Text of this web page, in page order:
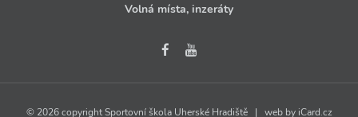
Volná místa, inzeráty
© 2026 copyright Sportovní škola Uherské Hradiště | web by iCard.cz